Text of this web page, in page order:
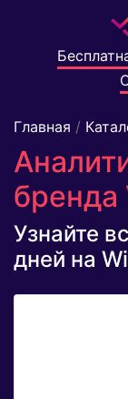
Главная /
бренда
Узнайте
дней на